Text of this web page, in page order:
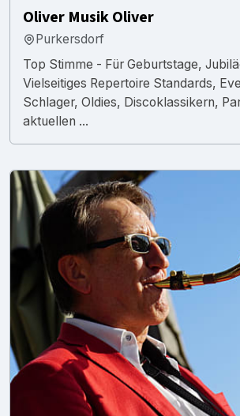
Oliver Musik Oliver
Purkersdorf
Top Stimme - Für Geburtstage,
Vielseitiges Repertoire Standards,
Schlager, Oldies, Discoklassikern,
aktuellen ...